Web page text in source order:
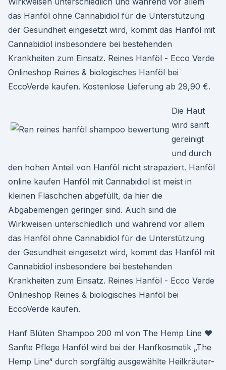
das Hanföl ohne Cannabidiol für die Unterstützung
der Gesundheit eingesetzt wird, kommt das Hanföl mit
Cannabidiol insbesondere bei bestehenden
Krankheiten zum Einsatz. Reines Hanföl - Ecco Verde
Onlineshop Reines & biologisches Hanföl bei
EccoVerde kaufen. Kostenlose Lieferung ab 29,90 €.
Die Haut
wird sanft
gereinigt
und durch
den hohen Anteil von Hanföl nicht strapaziert. Hanföl
online kaufen Hanföl mit Cannabidiol ist meist in
kleinen Fläschchen abgefüllt, da hier die
Abgabemengen geringer sind. Auch sind die
Wirkweisen unterschiedlich und während vor allem
das Hanföl ohne Cannabidiol für die Unterstützung
der Gesundheit eingesetzt wird, kommt das Hanföl mit
Cannabidiol insbesondere bei bestehenden
Krankheiten zum Einsatz. Reines Hanföl - Ecco Verde
Onlineshop Reines & biologisches Hanföl bei
EccoVerde kaufen.
Hanf Blüten Shampoo 200 ml von The Hemp Line ♥
Sanfte Pflege Hanföl wird bei der Hanfkosmetik „The
Hemp Line“ durch sorgfältig ausgewählte Heilkräuter-